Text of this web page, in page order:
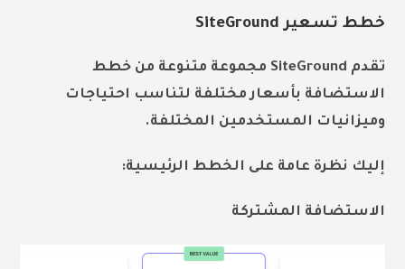
خطط تسعير SiteGround
تقدم SiteGround مجموعة متنوعة من خطط
الاستضافة بأسعار مختلفة لتناسب احتياجات
وميزانيات المستخدمين المختلفة.
إليك نظرة عامة على الخطط الرئيسية:
الاستضافة المشتركة